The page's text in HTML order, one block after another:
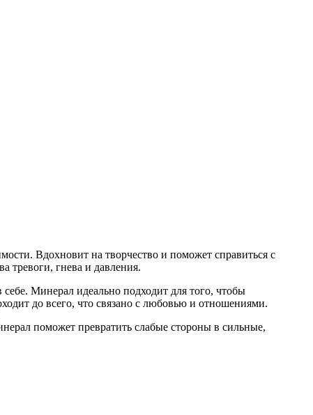
Вдохновит на творчество и поможет справиться с
тревоги, гнева и давления.
Минерал идеально подходит для того, чтобы
до всего, что связано с любовью и отношениями.
поможет превратить слабые стороны в сильные,